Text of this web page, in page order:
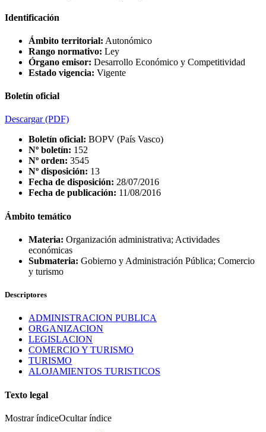
Identificación
Ámbito territorial: Autonómico
Rango normativo: Ley
Órgano emisor: Desarrollo Económico y Competitividad
Estado vigencia: Vigente
Boletín oficial
Descargar(PDF)
Boletín oficial: BOPV (País Vasco)
Nº boletín: 152
Nº orden: 3545
Nº disposición: 13
Fecha de disposición: 28/07/2016
Fecha de publicación: 11/08/2016
Ámbito temático
Materia: Organización administrativa; Actividades
económicas
Submateria: Gobierno y Administración Pública; Comercio
y turismo
Descriptores
ADMINISTRACION PUBLICA
ORGANIZACION
LEGISLACION
COMERCIO Y TURISMO
TURISMO
ALOJAMIENTOS TURISTICOS
Texto legal
Mostrar índiceOcultar índice